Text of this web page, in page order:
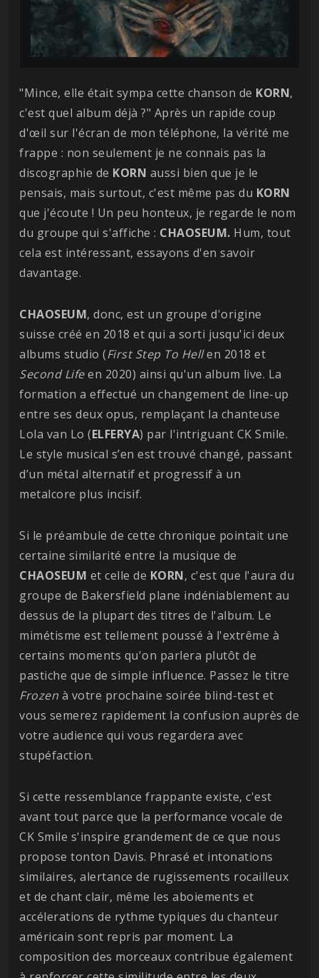
"Mince, elle était sympa cette chanson de KORN,
c'est quel album déjà ?" Après un rapide coup
d'œil sur l'écran de mon téléphone, la vérité me
frappe : non seulement je ne connais pas la
discographie de KORN aussi bien que je le
pensais, mais surtout, c'est même pas du KORN
que j'écoute ! Un peu honteux, je regarde le nom
du groupe qui s'affiche : CHAOSEUM. Hum, tout
cela est intéressant, essayons d'en savoir
davantage.
CHAOSEUM, donc, est un groupe d'origine
suisse créé en 2018 et qui a sorti jusqu'ici deux
albums studio (First Step To Hellen 2018 et
Second Lifeen 2020) ainsi qu'un album live. La
formation a effectué un changement de line-up
entre ses deux opus, remplaçant la chanteuse
Lola van Lo (ELFERYA) par l'intriguant CK Smile.
Le style musical s’en est trouvé changé, passant
d’un métal alternatif et progressif à un
metalcore plus incisif.
Si le préambule de cette chronique pointait une
certaine similarité entre la musique de
CHAOSEUM et celle de KORN, c'est que l'aura du
groupe de Bakersfield plane indéniablement au
dessus de la plupart des titres de l'album. Le
mimétisme est tellement poussé à l'extrême à
certains moments qu'on parlera plutôt de
pastiche que de simple influence. Passez le titre
Frozen à votre prochaine soirée blind-test et
vous semerez rapidement la confusion auprès de
votre audience qui vous regardera avec
stupéfaction.
Si cette ressemblance frappante existe, c'est
avant tout parce que la performance vocale de
CK Smile s'inspire grandement de ce que nous
propose tonton Davis. Phrasé et intonations
similaires, alertance de rugissements rocailleux
et de chant clair, même les aboiements et
accélerations de rythme typiques du chanteur
américain sont repris par moment. La
composition des morceaux contribue également